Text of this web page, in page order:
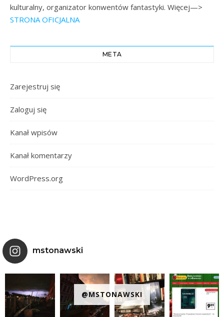
kulturalny, organizator konwentów fantastyki. Więcej—>
STRONA OFICJALNA
META
Zarejestruj się
Zaloguj się
Kanał wpisów
Kanał komentarzy
WordPress.org
@MSTONAWSKI
mstonawski